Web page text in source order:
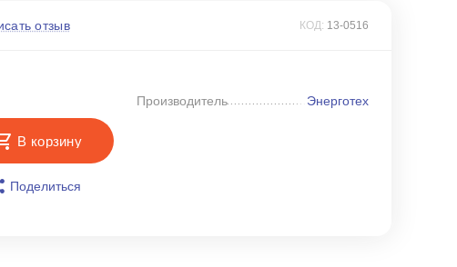
отзыв КОД: 13-0516
В корзину
Поделиться
Производитель Энерготех